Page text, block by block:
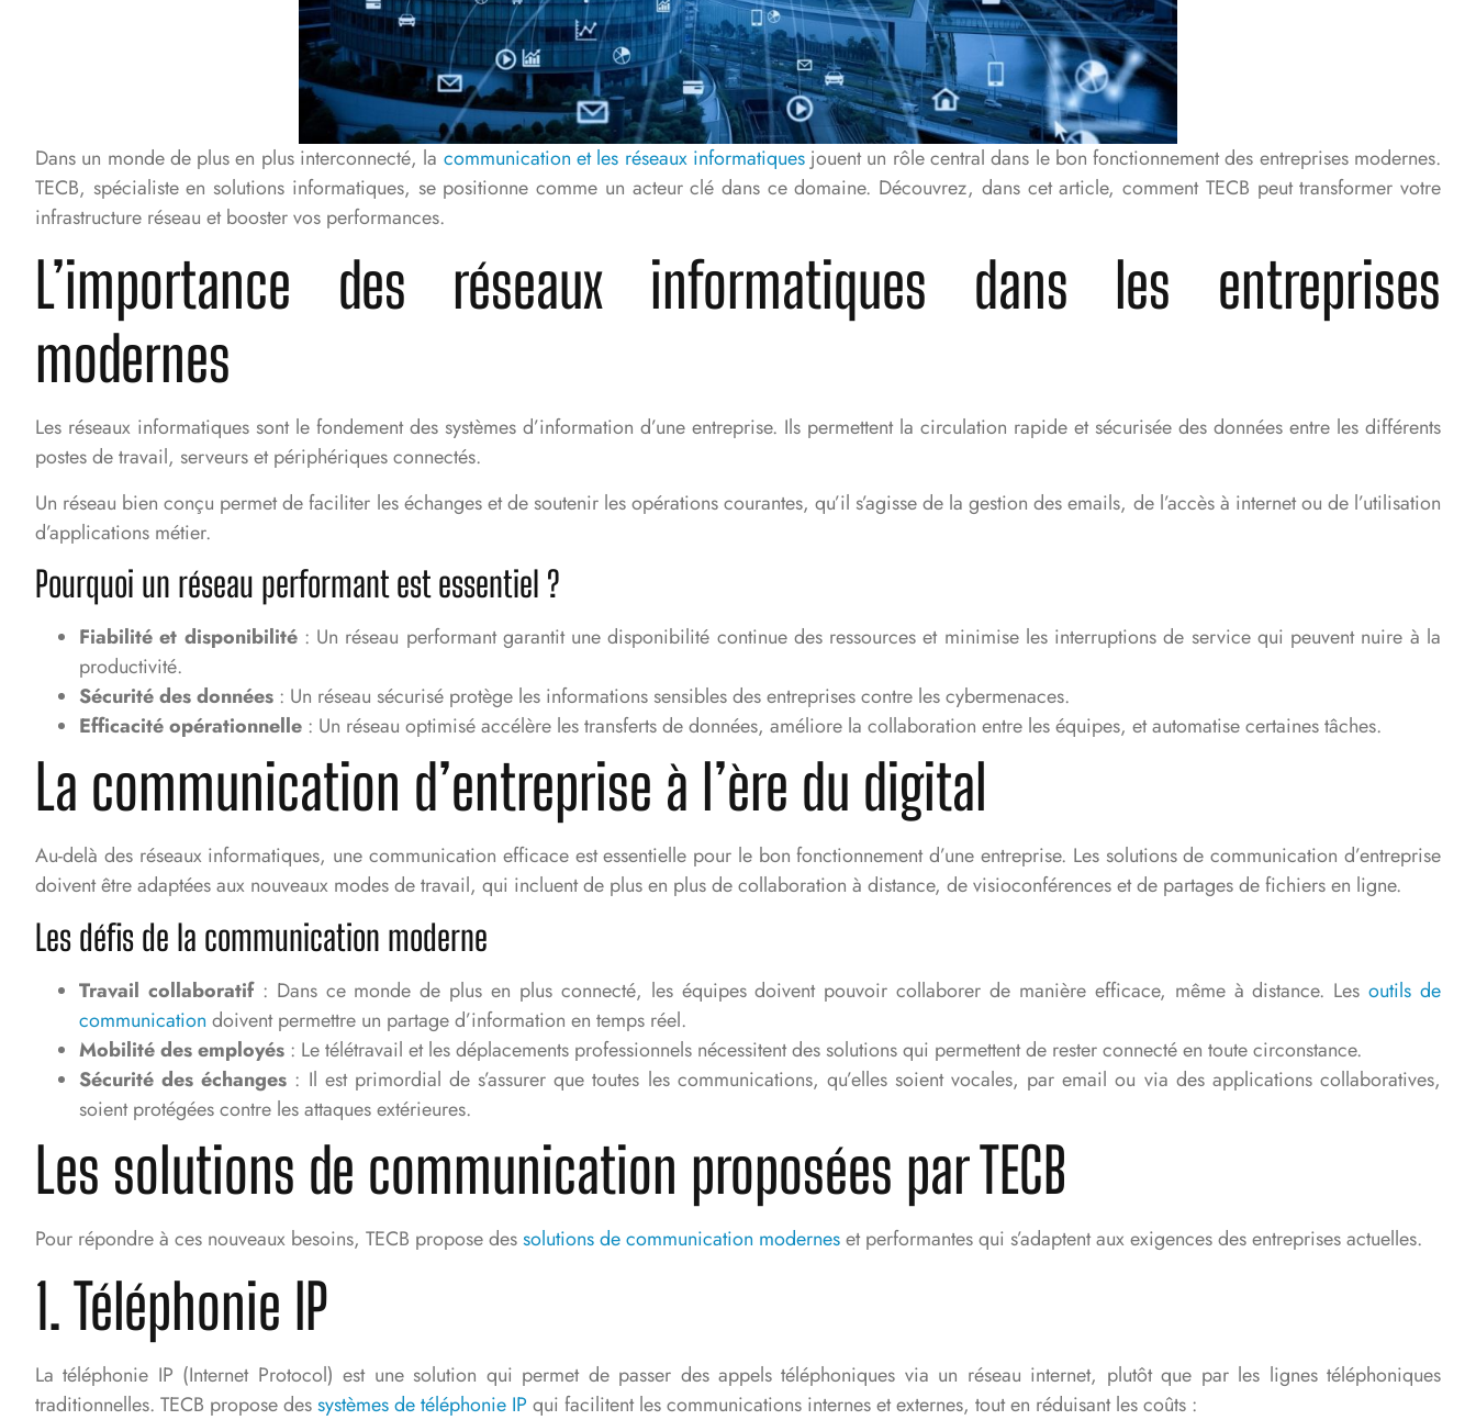
Dans un monde de plus en plus interconnecté, la communication et les réseaux informatiquesjouent un rôle central dans le bon fonctionnement des entreprises modernes.
TECB, spécialiste en solutions informatiques, se positionne comme un acteur clé dans ce domaine. Découvrez, dans cet article, comment TECB peut transformer votre
infrastructure réseau et booster vos performances.
L’importance des réseaux informatiques dans les entreprises
modernes
Les réseaux informatiques sont le fondement des systèmes d’information d’une entreprise. Ils permettent la circulation rapide et sécurisée des données entre les différents
postes de travail, serveurs et périphériques connectés.
Un réseau bien conçu permet de faciliter les échanges et de soutenir les opérations courantes, qu’il s’agisse de la gestion des emails, de l’accès à internet ou de l’utilisation
d’applications métier.
Pourquoi un réseau performant est essentiel ?
Fiabilité et disponibilité: Un réseau performant garantit une disponibilité continue des ressources et minimise les interruptions de service qui peuvent nuire à la
productivité.
Sécurité des données : Un réseau sécurisé protège les informations sensibles des entreprises contre les cybermenaces.
Efficacité opérationnelle : Un réseau optimisé accélère les transferts de données, améliore la collaboration entre les équipes, et automatise certaines tâches.
La communication d’entreprise à l’ère du digital
Au-delà des réseaux informatiques, une communication efficace est essentielle pour le bon fonctionnement d’une entreprise. Les solutions de communication d’entreprise
doivent être adaptées aux nouveaux modes de travail, qui incluent de plus en plus de collaboration à distance, de visioconférences et de partages de fichiers en ligne.
Les défis de la communication moderne
Travail collaboratif: Dans ce monde de plus en plus connecté, les équipes doivent pouvoir collaborer de manière efficace, même à distance. Lesoutils de
communication doivent permettre un partage d’information en temps réel.
Mobilité des employés : Le télétravail et les déplacements professionnels nécessitent des solutions qui permettent de rester connecté en toute circonstance.
Sécurité des échanges : Il est primordial de s’assurer que toutes les communications, qu’elles soient vocales, par email ou via des applications collaboratives,
soient protégées contre les attaques extérieures.
Les solutions de communication proposées par TECB
Pour répondre à ces nouveaux besoins, TECB propose dessolutions de communication moderneset performantes qui s’adaptent aux exigences des entreprises actuelles.
1. Téléphonie IP
La téléphonie IP (Internet Protocol) est une solution qui permet de passer des appels téléphoniques via un réseau internet, plutôt que par les lignes téléphoniques
traditionnelles. TECB propose dessystèmes de téléphonie IP qui facilitent les communications internes et externes, tout en réduisant les coûts :